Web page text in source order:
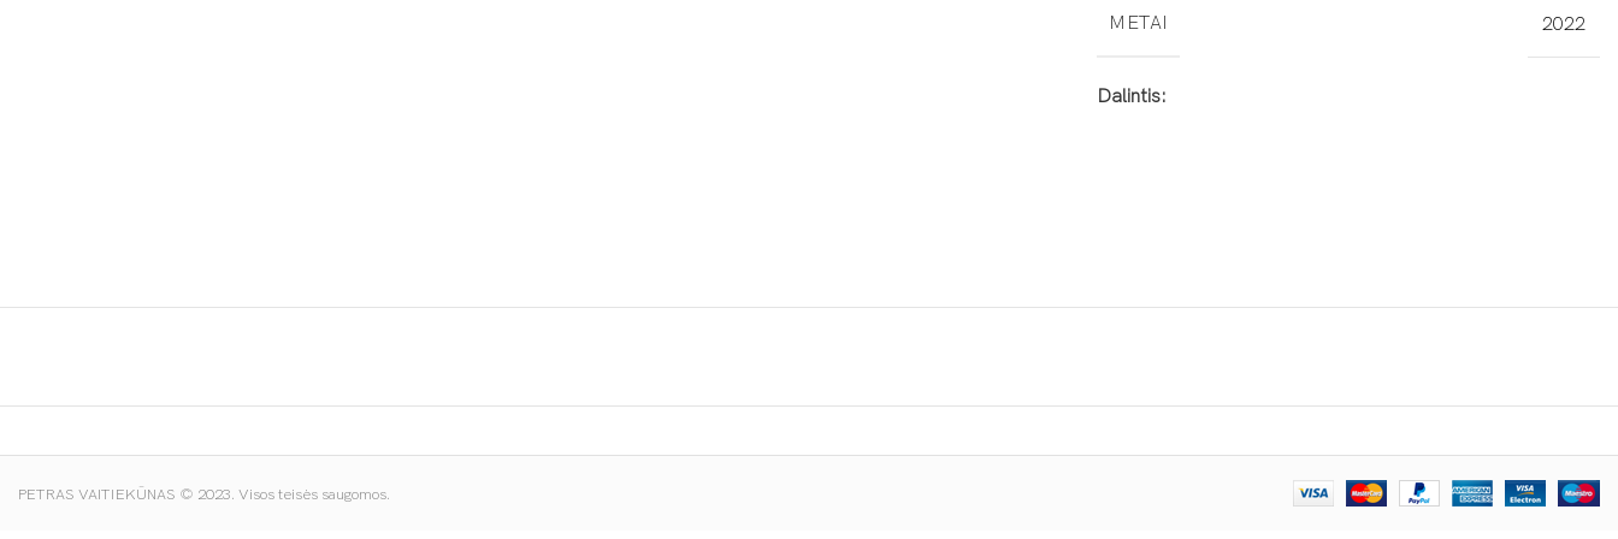
METAI 2022
Dalintis:
PETRAS VAITIEKŪNAS © 2023. Visos teisės saugomos.